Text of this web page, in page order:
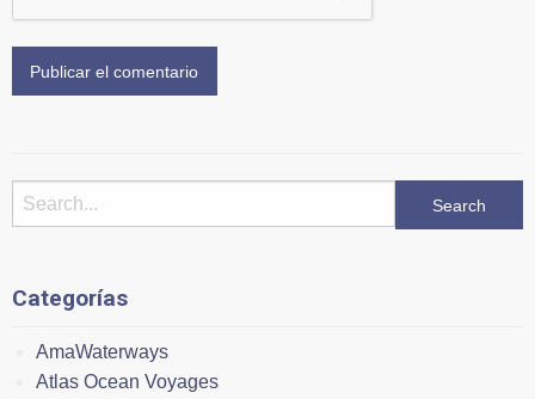
Categorías
AmaWaterways
Atlas Ocean Voyages